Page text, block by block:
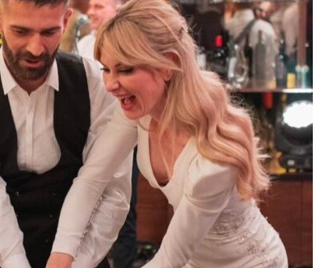
je donijelo slobodu: Neizbrisiva uloga HVO-a i Hrvata iz BiH u
RAT